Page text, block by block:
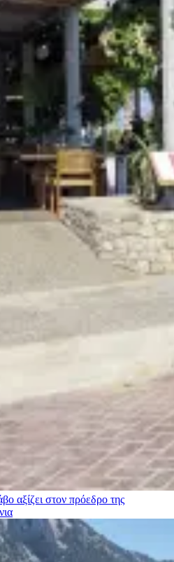
αξίζει στον πρόεδρο της